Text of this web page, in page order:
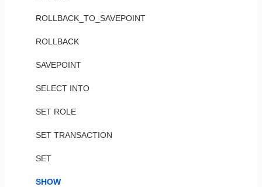
ROLLBACK_TO_SAVEPOINT
ROLLBACK
SAVEPOINT
SELECT INTO
SET ROLE
SET TRANSACTION
SET
SHOW